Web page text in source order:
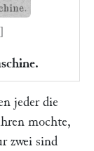
jeder die
mochte,
zwei sind